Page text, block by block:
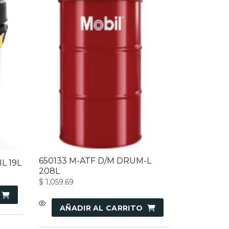
19L
650133 M-ATF D/M DRUM-L
208L
$ 1,059.69
AÑADIR AL CARRITO